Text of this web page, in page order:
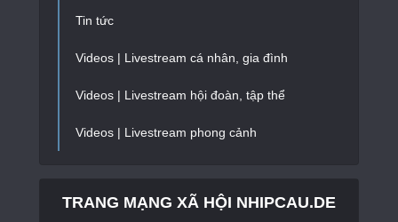
Tin tức
Videos | Livestream cá nhân, gia đình
Videos | Livestream hội đoàn, tập thể
Videos | Livestream phong cảnh
TRANG MẠNG XÃ HỘI NHIPCAU.DE